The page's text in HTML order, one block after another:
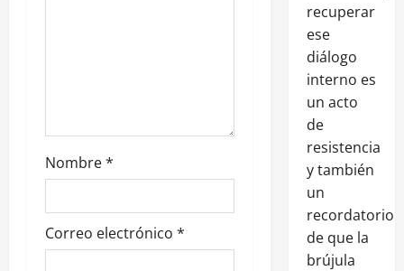
Nombre*
Correo electrónico *
recuperar
ese
diálogo
interno es
un acto
de
resistencia
y también
un
recordatorio
de que la
brújula